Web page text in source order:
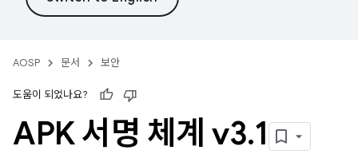
AOSP 문서 보안
도움이 되었나요?
APK 서명 체계 v3.1